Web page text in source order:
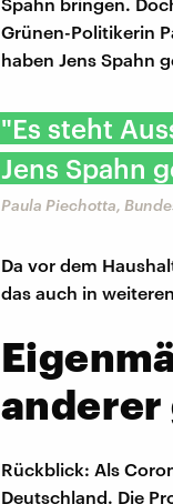
Grünen-Politikerin
haben Jens Spahn
"Es steht
Jens Spahn
Paula Piechotta,
Da vor dem
das auch in
anderer
Rückblick: Als
Deutschland. Die